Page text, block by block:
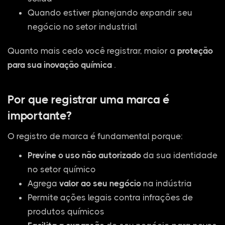
Quando estiver planejando expandir seu
negócio no setor industrial
Quanto mais cedo você registrar, maior a proteção
para sua inovação química .
Por que registrar uma marca é
importante?
O registro de marca é fundamental porque:
Previne o uso não autorizado da sua identidade
no setor químico
Agrega valor ao seu negócio na indústria
Permite ações legais contra infrações de
produtos químicos